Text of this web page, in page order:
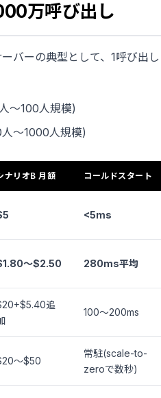
万呼び出し
バーの典型として、1呼び出し
〜100人規模)
〜1000人規模)
ナリオB 月額 コールドスタート
<5ms
〜$2.50 280ms平均
追
100〜200ms
〜$50
常駐(scale-to-
zeroで数秒)